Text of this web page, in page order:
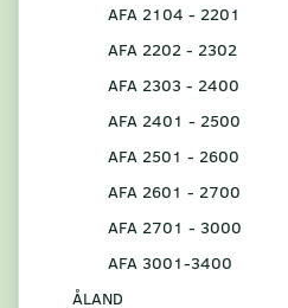
AFA 2104 - 2201
AFA 2202 - 2302
AFA 2303 - 2400
AFA 2401 - 2500
AFA 2501 - 2600
AFA 2601 - 2700
AFA 2701 - 3000
AFA 3001-3400
ÅLAND